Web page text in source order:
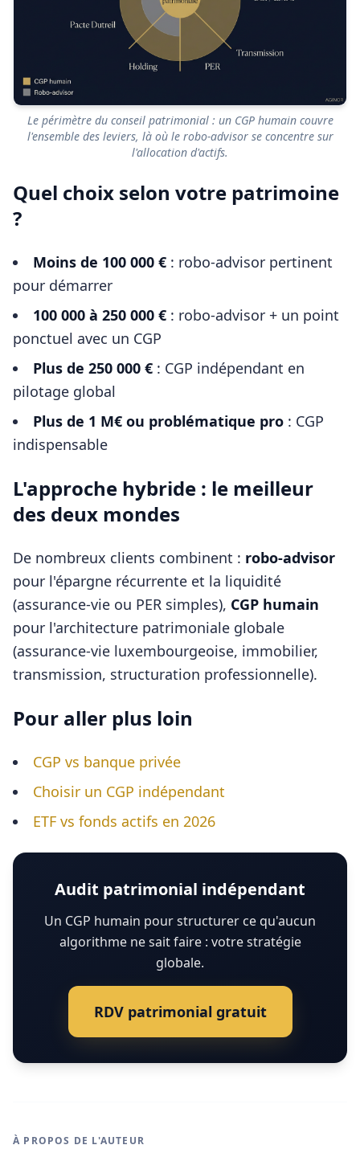
Le périmètre du conseil patrimonial : un CGP humain couvre
l'ensemble des leviers, là où le robo-advisor se concentre sur
l'allocation d'actifs.
Quel choix selon votre patrimoine
?
Moins de 100 000 € : robo-advisor pertinent
pour démarrer
100 000 à 250 000 € : robo-advisor + un point
ponctuel avec un CGP
Plus de 250 000 € : CGP indépendant en
pilotage global
Plus de 1 M€ ou problématique pro : CGP
indispensable
L'approche hybride : le meilleur
des deux mondes
De nombreux clients combinent : robo-advisor
pour l'épargne récurrente et la liquidité
(assurance-vie ou PER simples), CGP humain
pour l'architecture patrimoniale globale
(assurance-vie luxembourgeoise, immobilier,
transmission, structuration professionnelle).
Pour aller plus loin
CGP vs banque privée
Choisir un CGP indépendant
ETF vs fonds actifs en 2026
Audit patrimonial indépendant
Un CGP humain pour structurer ce qu'aucun
algorithme ne sait faire : votre stratégie
globale.
RDV patrimonial gratuit
À PROPOS DE L'AUTEUR